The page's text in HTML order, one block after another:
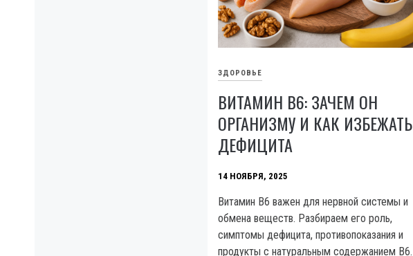
ЗДОРОВЬЕ
ВИТАМИН B6: ЗАЧЕМ ОН
ОРГАНИЗМУ И КАК ИЗБЕЖАТЬ
ДЕФИЦИТА
14 НОЯБРЯ, 2025
Витамин B6 важен для нервной системы и
обмена веществ. Разбираем его роль,
симптомы дефицита, противопоказания и
продукты с натуральным содержанием B6.